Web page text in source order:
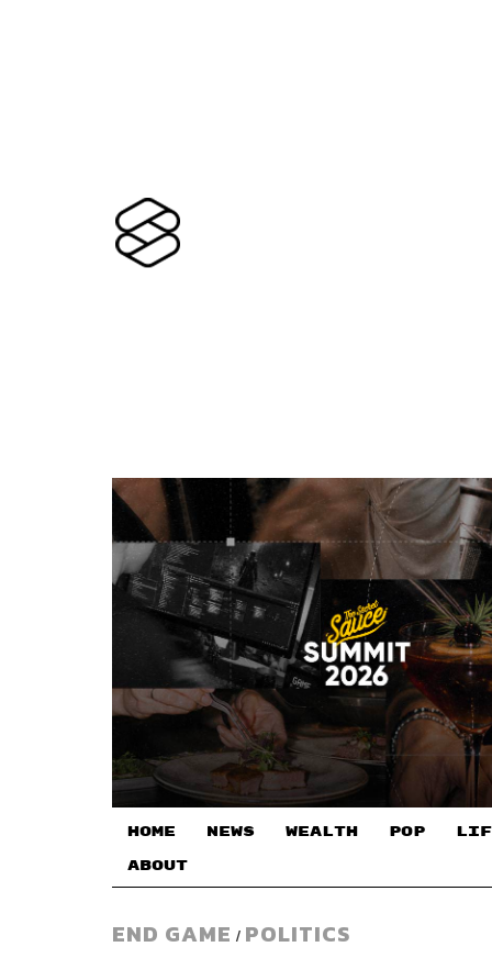
HOME NEWS WEALTH POP
ABOUT
END GAME / POLITICS